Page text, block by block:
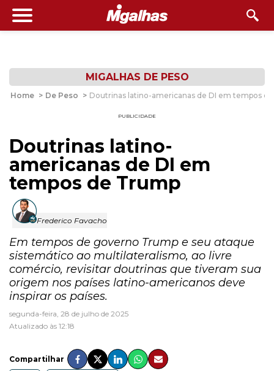
MIGALHAS DE PESO
Home > De Peso > Doutrinas latino-americanas de DI em tempos
PUBLICIDADE
Doutrinas latino-
americanas de DI em
tempos de Trump
Frederico Favacho
Em tempos de governo Trump e seu ataque
sistemático ao multilateralismo, ao livre
comércio, revisitar doutrinas que tiveram sua
origem nos países latino-americanos deve
inspirar os países.
segunda-feira, 28 de julho de 2025
Atualizado às 12:18
Compartilhar